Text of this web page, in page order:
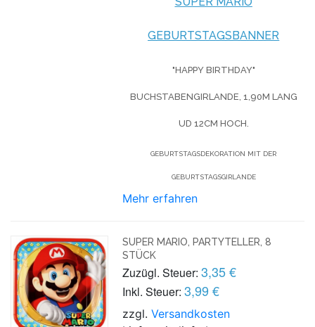
GEBURTSTAGSBANNER
"HAPPY BIRTHDAY"
BUCHSTABENGIRLANDE, 1,90M LANG
UD 12CM HOCH.
GEBURTSTAGSDEKORATION MIT DER
GEBURTSTAGSGIRLANDE
Mehr erfahren
SUPER MARIO, PARTYTELLER, 8
STÜCK
Zuzügl. Steuer: 3,35 €
Inkl. Steuer: 3,99 €
zzgl.Versandkosten